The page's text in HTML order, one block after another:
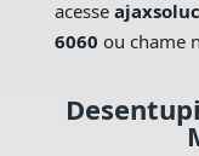
acesse
6060 ou chame